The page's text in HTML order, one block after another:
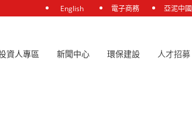
English 電子商務 亞泥中國
資人專區 新聞中心 環保建設 人才招募